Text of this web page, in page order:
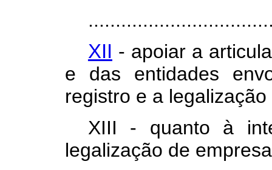
XII - apoiar a
e das entidades
registro e a
XIII - quanto à
legalização de